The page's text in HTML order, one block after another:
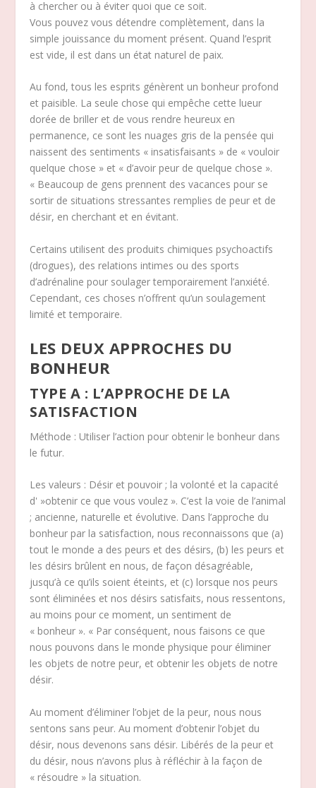
à chercher ou à éviter quoi que ce soit.
Vous pouvez vous détendre complètement, dans la
simple jouissance du moment présent. Quand l’esprit
est vide, il est dans un état naturel de paix.
Au fond, tous les esprits génèrent un bonheur profond
et paisible. La seule chose qui empêche cette lueur
dorée de briller et de vous rendre heureux en
permanence, ce sont les nuages gris de la pensée qui
naissent des sentiments « insatisfaisants » de « vouloir
quelque chose » et « d’avoir peur de quelque chose ».
« Beaucoup de gens prennent des vacances pour se
sortir de situations stressantes remplies de peur et de
désir, en cherchant et en évitant.
Certains utilisent des produits chimiques psychoactifs
(drogues), des relations intimes ou des sports
d’adrénaline pour soulager temporairement l’anxiété.
Cependant, ces choses n’offrent qu’un soulagement
limité et temporaire.
LES DEUX APPROCHES DU
BONHEUR
TYPE A : L’APPROCHE DE LA
SATISFACTION
Méthode : Utiliser l’action pour obtenir le bonheur dans
le futur.
Les valeurs : Désir et pouvoir ; la volonté et la capacité
d' »obtenir ce que vous voulez ». C’est la voie de l’animal
; ancienne, naturelle et évolutive. Dans l’approche du
bonheur par la satisfaction, nous reconnaissons que (a)
tout le monde a des peurs et des désirs, (b) les peurs et
les désirs brûlent en nous, de façon désagréable,
jusqu’à ce qu’ils soient éteints, et (c) lorsque nos peurs
sont éliminées et nos désirs satisfaits, nous ressentons,
au moins pour ce moment, un sentiment de
« bonheur ». « Par conséquent, nous faisons ce que
nous pouvons dans le monde physique pour éliminer
les objets de notre peur, et obtenir les objets de notre
désir.
Au moment d’éliminer l’objet de la peur, nous nous
sentons sans peur. Au moment d’obtenir l’objet du
désir, nous devenons sans désir. Libérés de la peur et
du désir, nous n’avons plus à réfléchir à la façon de
« résoudre » la situation.